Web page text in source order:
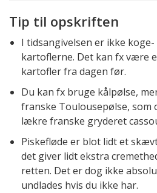
Tip til opskriften
I tidsangivelsen er ikke
kartoflerne. Det kan fx være
kartofler fra dagen før.
Du kan fx bruge kålpølse,
franske Toulousepølse, som
lækre franske gryderet
Piskefløde er blot lidt et
det giver lidt ekstra
retten. Det er dog ikke
undlades hvis du ikke har.